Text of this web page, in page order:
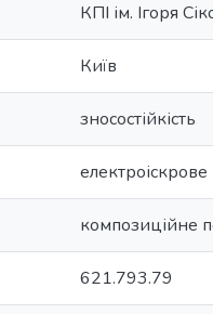
КПІ ім. Ігоря
Київ
зносостійкість
композиційне
621.793.79